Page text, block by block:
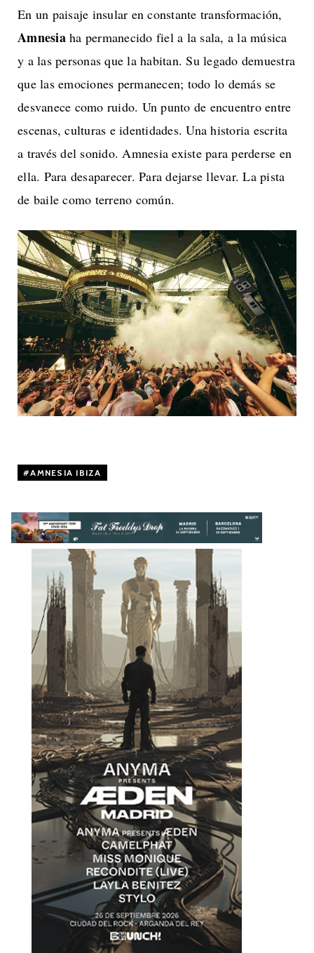
En un paisaje insular en constante transformación,
Amnesiaha permanecido fiel a la sala, a la música
y a las personas que la habitan. Su legado demuestra
que las emociones permanecen; todo lo demás se
desvanece como ruido. Un punto de encuentro entre
escenas, culturas e identidades. Una historia escrita
a través del sonido. Amnesia existe para perderse en
ella. Para desaparecer. Para dejarse llevar. La pista
de baile como terreno común.
AMNESIA IBIZA